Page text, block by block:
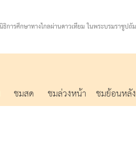
ชมสด ชมล่วงหน้า ชมย้อนหลัง